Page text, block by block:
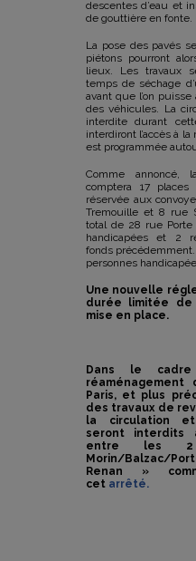
descentes d’eau et
de gouttière en fonte.
La pose des pavés
piétons pourront
lieux. Les travaux
temps de séchage
avant que l’on
des véhicules. La
interdite durant
interdiront l’accès à
est programmée
Comme
comptera 17
réservée aux
Tremouille et 8 rue
total de 28 rue
handicapées et 2
fonds
personnes
Une nouvelle
durée limitée de
mise en place.
Dans le
Paris, et plus
des travaux de
la circulation
seront interdits
entre les 2
Morin/Balzac/
Renan »
cet arrêté.